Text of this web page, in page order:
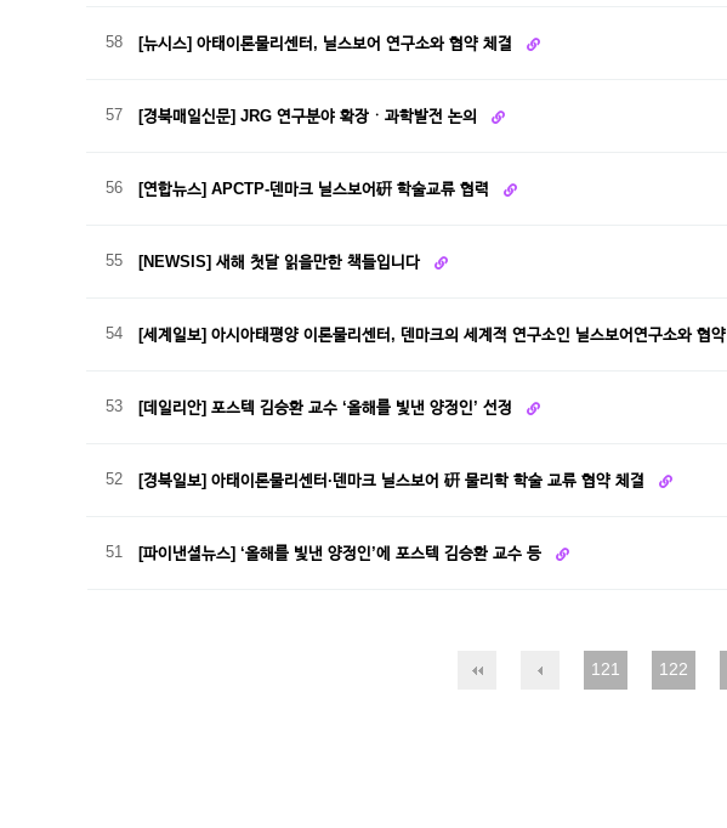
58 [뉴시스] 아태이론물리센터, 닐스보어 연구소와 협약 체결
57 [경북매일신문] JRG 연구분야 확장ㆍ과학발전 논의
56 [연합뉴스] APCTP-덴마크 닐스보어硏 학술교류 협력
55 [NEWSIS] 새해 첫달 읽을만한 책들입니다
54 [세계일보] 아시아태평양 이론물리센터, 덴마크의 세계적 연구소인 닐스보어연구소와 협약
53 [데일리안] 포스텍 김승환 교수 ‘올해를 빛낸 양정인’ 선정
52 [경북일보] 아태이론물리센터·덴마크 닐스보어 硏 물리학 학술 교류 협약 체결
51 [파이낸셜뉴스] ‘올해를 빛낸 양정인’에 포스텍 김승환 교수 등
121 122
맨끝